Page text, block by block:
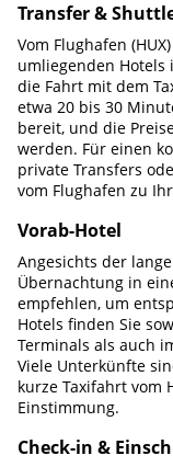
Transfer &
Vom Flughafen
umliegenden Hotels
die Fahrt mit dem
etwa 20 bis 30
bereit, und die
werden. Für einen
private Transfers
vom Flughafen zu
Vorab-Hotel
Angesichts der
Übernachtung in
empfehlen, um
Hotels finden Sie
Terminals als auch
Viele Unterkünfte
kurze Taxifahrt vom
Einstimmung.
Check-in &